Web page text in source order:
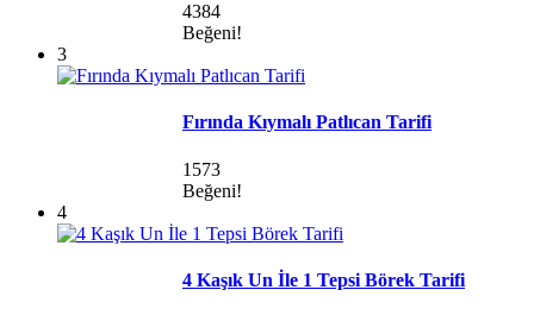
4384
Beğeni!
3
Fırında Kıymalı Patlıcan Tarifi
1573
Beğeni!
4
4 Kaşık Un İle 1 Tepsi Börek Tarifi